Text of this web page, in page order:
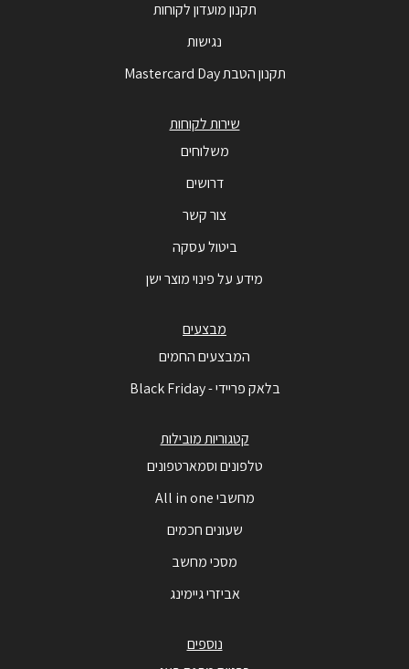
תקנון מועדון לקוחות
נגישות
תקנון הטבת Mastercard Day
שירות לקוחות
משלוחים
דרושים
צור קשר
ביטול עסקה
מידע על פינוי מוצר ישן
מבצעים
המבצעים החמים
בלאק פריידי - Black Friday
קטגוריות מובילות
טלפונים וסמארטפונים
מחשבי All in one
שעונים חכמים
מסכי מחשב
אביזרי גיימינג
נוספים